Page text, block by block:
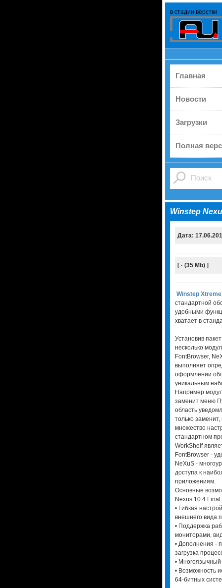
в стадии вёрстки
Главная
Новости
Загрузки
Полная
Winstep
Дата:
[ · (35 Mb) ]
Winstep Xtreme
стандартной
удобными
хватает в
Установив
несколько
FontBrowser,
выполняет
оформлении
уникальным
Например
заменит меню
область
только
множество
стандартном
WorkShelf
FontBrowser -
NeXuS -
доступа к
приложениям.
Основные
Nexus 10.4 Final:
• Гибкая
внешнего вида
• Поддержка
мониторами,
• Дополнения -
загрузка
•
• Возможность
64-битных